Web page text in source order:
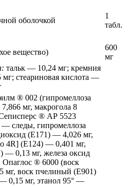
оболочкой
1
табл.
вещество)
600
мг
тальк — 10,24 мг; кремния
стеариновая кислота —
® 002 (гипромеллоза
мг, макрогола 8
® АР 5523
следы, гипромеллоза
(Е171) — 4,026 мг,
4R] (Е124) — 0,401 мг,
— 0,13 мг, железа оксид
® 6000 (воск
мг, воск пчелиный (Е901)
0,15 мг, этанол 95° —